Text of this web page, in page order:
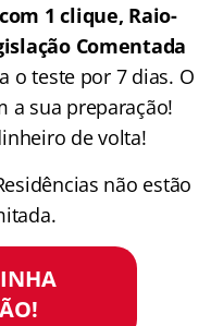
1 clique, Raio-
Comentada
o teste por 7 dias. O
a sua preparação!
de volta!
não estão